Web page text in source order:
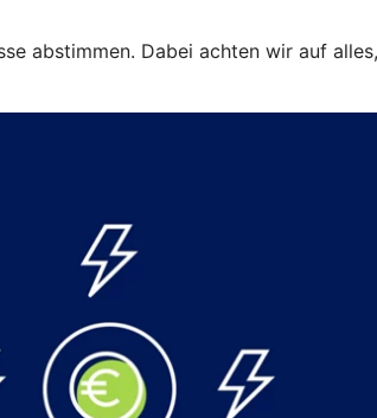
abstimmen. Dabei achten wir auf